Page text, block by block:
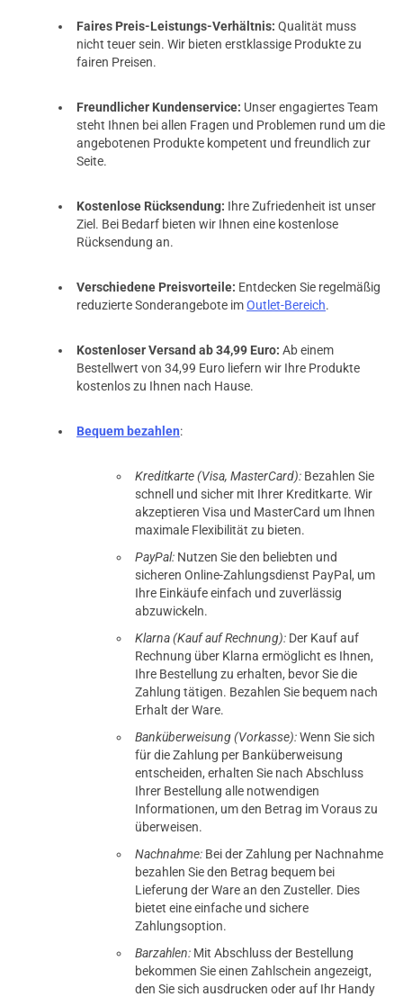
Faires Preis-Leistungs-Verhältnis: Qualität muss
nicht teuer sein. Wir bieten erstklassige Produkte zu
fairen Preisen.
Freundlicher Kundenservice: Unser engagiertes Team
steht Ihnen bei allen Fragen und Problemen rund um die
angebotenen Produkte kompetent und freundlich zur
Seite.
Kostenlose Rücksendung: Ihre Zufriedenheit ist unser
Ziel. Bei Bedarf bieten wir Ihnen eine kostenlose
Rücksendung an.
Verschiedene Preisvorteile: Entdecken Sie regelmäßig
reduzierte Sonderangebote imOutlet-Bereich.
Kostenloser Versand ab 34,99 Euro: Ab einem
Bestellwert von 34,99 Euro liefern wir Ihre Produkte
kostenlos zu Ihnen nach Hause.
Bequem bezahlen:
Kreditkarte (Visa, MasterCard): Bezahlen Sie
schnell und sicher mit Ihrer Kreditkarte. Wir
akzeptieren Visa und MasterCard um Ihnen
maximale Flexibilität zu bieten.
PayPal: Nutzen Sie den beliebten und
sicheren Online-Zahlungsdienst PayPal, um
Ihre Einkäufe einfach und zuverlässig
abzuwickeln.
Klarna (Kauf auf Rechnung): Der Kauf auf
Rechnung über Klarna ermöglicht es Ihnen,
Ihre Bestellung zu erhalten, bevor Sie die
Zahlung tätigen. Bezahlen Sie bequem nach
Erhalt der Ware.
Banküberweisung (Vorkasse):Wenn Sie sich
für die Zahlung per Banküberweisung
entscheiden, erhalten Sie nach Abschluss
Ihrer Bestellung alle notwendigen
Informationen, um den Betrag im Voraus zu
überweisen.
Nachnahme: Bei der Zahlung per Nachnahme
bezahlen Sie den Betrag bequem bei
Lieferung der Ware an den Zusteller. Dies
bietet eine einfache und sichere
Zahlungsoption.
Barzahlen: Mit Abschluss der Bestellung
bekommen Sie einen Zahlschein angezeigt,
den Sie sich ausdrucken oder auf Ihr Handy